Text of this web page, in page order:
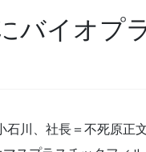
バイオプ
川、社長＝不死原正